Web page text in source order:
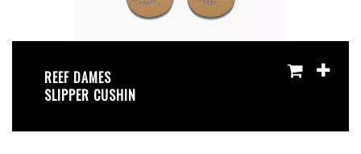
REEF DAMES
SLIPPER CUSHIN